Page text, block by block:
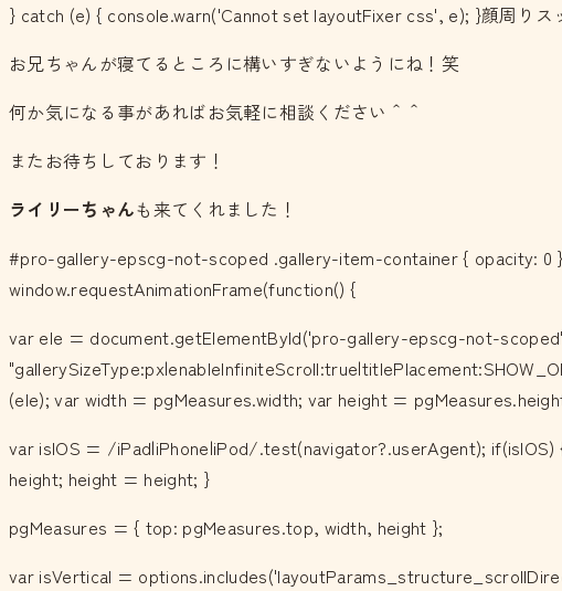
} catch (e) { console.warn('Cannot set layoutFixer css', e); }顔周り
お兄ちゃんが寝てるところに構いすぎないようにね！笑
何か気になる事があればお気軽に相談ください＾＾
またお待ちしております！
ライリーちゃんも来てくれました！
#pro-gallery-epscg-not-scoped .gallery-item-container { opacity:
window.requestAnimationFrame(function() {
var ele = document.getElementById('pro-gallery-epscg-not-
(ele); var width = pgMeasures.width; var height =
var isIOS = /iPad|iPhone|iPod/.test(navigator?.userAgent);
height; height = height; }
pgMeasures = { top: pgMeasures.top, width, height };
var isVertical =